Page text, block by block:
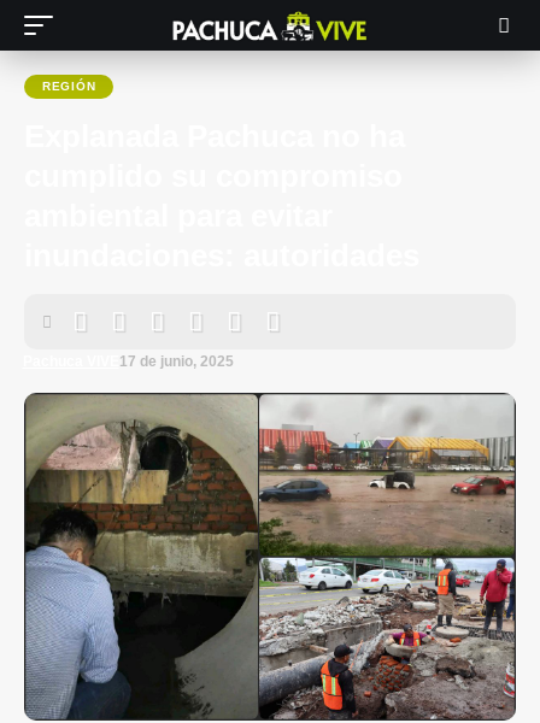
REGIÓN
17 de junio, 2025